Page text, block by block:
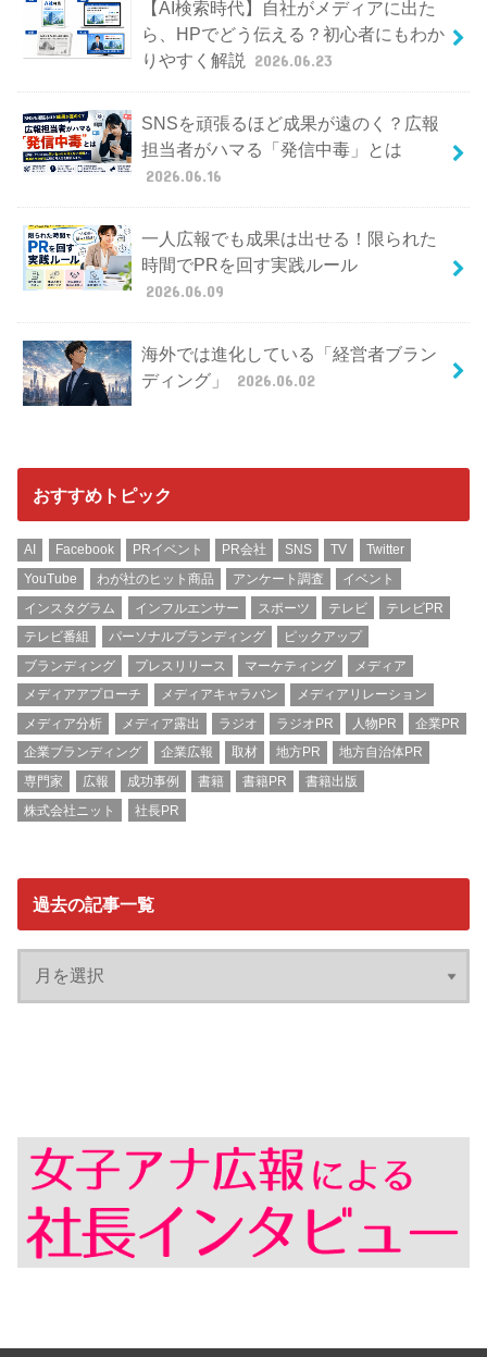
【AI検索時代】自社がメディアに出た
ら、HPでどう伝える？初心者にもわか
りやすく解説
2026.06.23
SNSを頑張るほど成果が遠のく？広報
担当者がハマる「発信中毒」とは
2026.06.16
一人広報でも成果は出せる！限られた
時間でPRを回す実践ルール
2026.06.09
海外では進化している「経営者ブラン
ディング」
2026.06.02
おすすめトピック
AI Facebook PRイベント PR会社 SNS TV
Twitter
YouTube
わが社のヒット商品 アンケート調査
イベント
インスタグラム
インフルエンサー スポーツ テレビ
テレビPR
テレビ番組
パーソナルブランディング
ピックアップ
ブランディング
プレスリリース マーケティング
メディア
メディアアプローチ
メディアキャラバン
メディアリレーション
メディア分析
メディア露出 ラジオ ラジオPR 人物PR
企業PR
企業ブランディング
企業広報 取材 地方PR
地方自治体PR
専門家
広報 成功事例 書籍 書籍PR
書籍出版
株式会社ニット
社長PR
過去の記事一覧